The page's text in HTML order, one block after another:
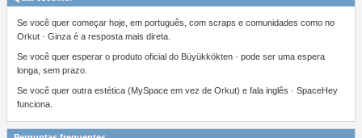
Se você quer começar hoje, em português, com scraps e comunidades como no
Orkut · Ginza é a resposta mais direta.
Se você quer esperar o produto oficial do Büyükkökten · pode ser uma espera
longa, sem prazo.
Se você quer outra estética (MySpace em vez de Orkut) e fala inglês · SpaceHey
funciona.